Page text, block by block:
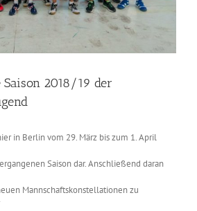
2018/19 der
in Berlin vom 29. März bis zum 1. April
Saison dar. Anschließend daran
Mannschaftskonstellationen zu